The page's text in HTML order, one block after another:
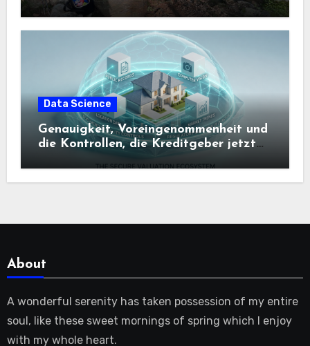
Data Science
Genauigkeit, Voreingenommenheit und
die Kontrollen, die Kreditgeber jetzt
About
A wonderful serenity has taken possession of my entire
soul, like these sweet mornings of spring which I enjoy
with my whole heart.